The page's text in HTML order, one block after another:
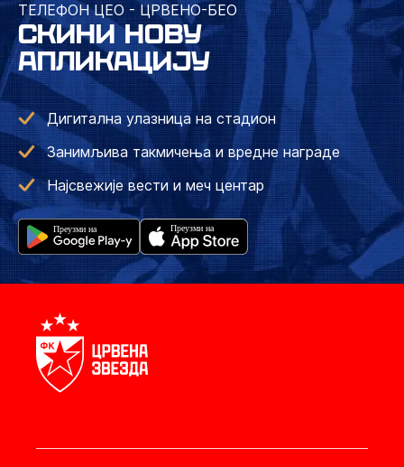
ТЕЛЕФОН ЦЕО - ЦРВЕНО-БЕО
СКИНИ НОВУ
АПЛИКАЦИЈУ
Дигитална улазница на стадион
Занимљива такмичења и вредне награде
Најсвежије вести и меч центар